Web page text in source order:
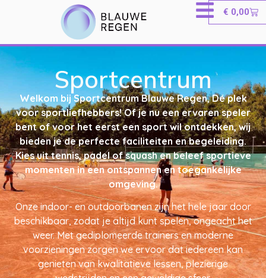
€ 0,00
Sportcentrum
Welkom bij Sportcentrum Blauwe Regen, Dé plek
voor sportliefhebbers! Of je nu een ervaren speler
bent of voor het eerst een sport wil ontdekken, wij
bieden je de perfecte faciliteiten en begeleiding.
Kies uit tennis, padel of squash en beleef sportieve
momenten in een ontspannen en toegankelijke
omgeving.
Onze indoor- en outdoorbanen zijn het hele jaar door
beschikbaar, zodat je altijd kunt spelen, ongeacht het
weer. Met gediplomeerde trainers en moderne
voorzieningen zorgen we ervoor dat iedereen kan
genieten van kwalitatieve lessen, plezierige